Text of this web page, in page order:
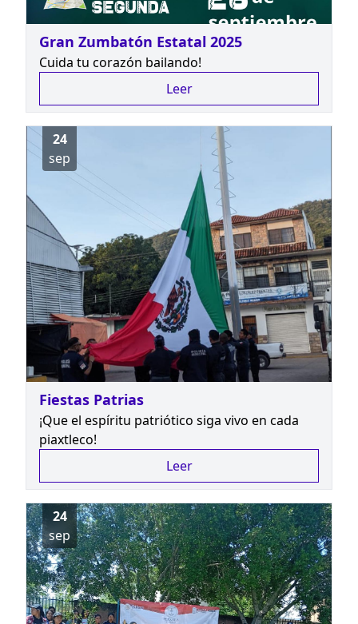
Gran Zumbatón Estatal 2025
Cuida tu corazón bailando!
Leer
24
sep
Fiestas Patrias
¡Que el espíritu patriótico siga vivo en cada
piaxtleco!
Leer
24
sep